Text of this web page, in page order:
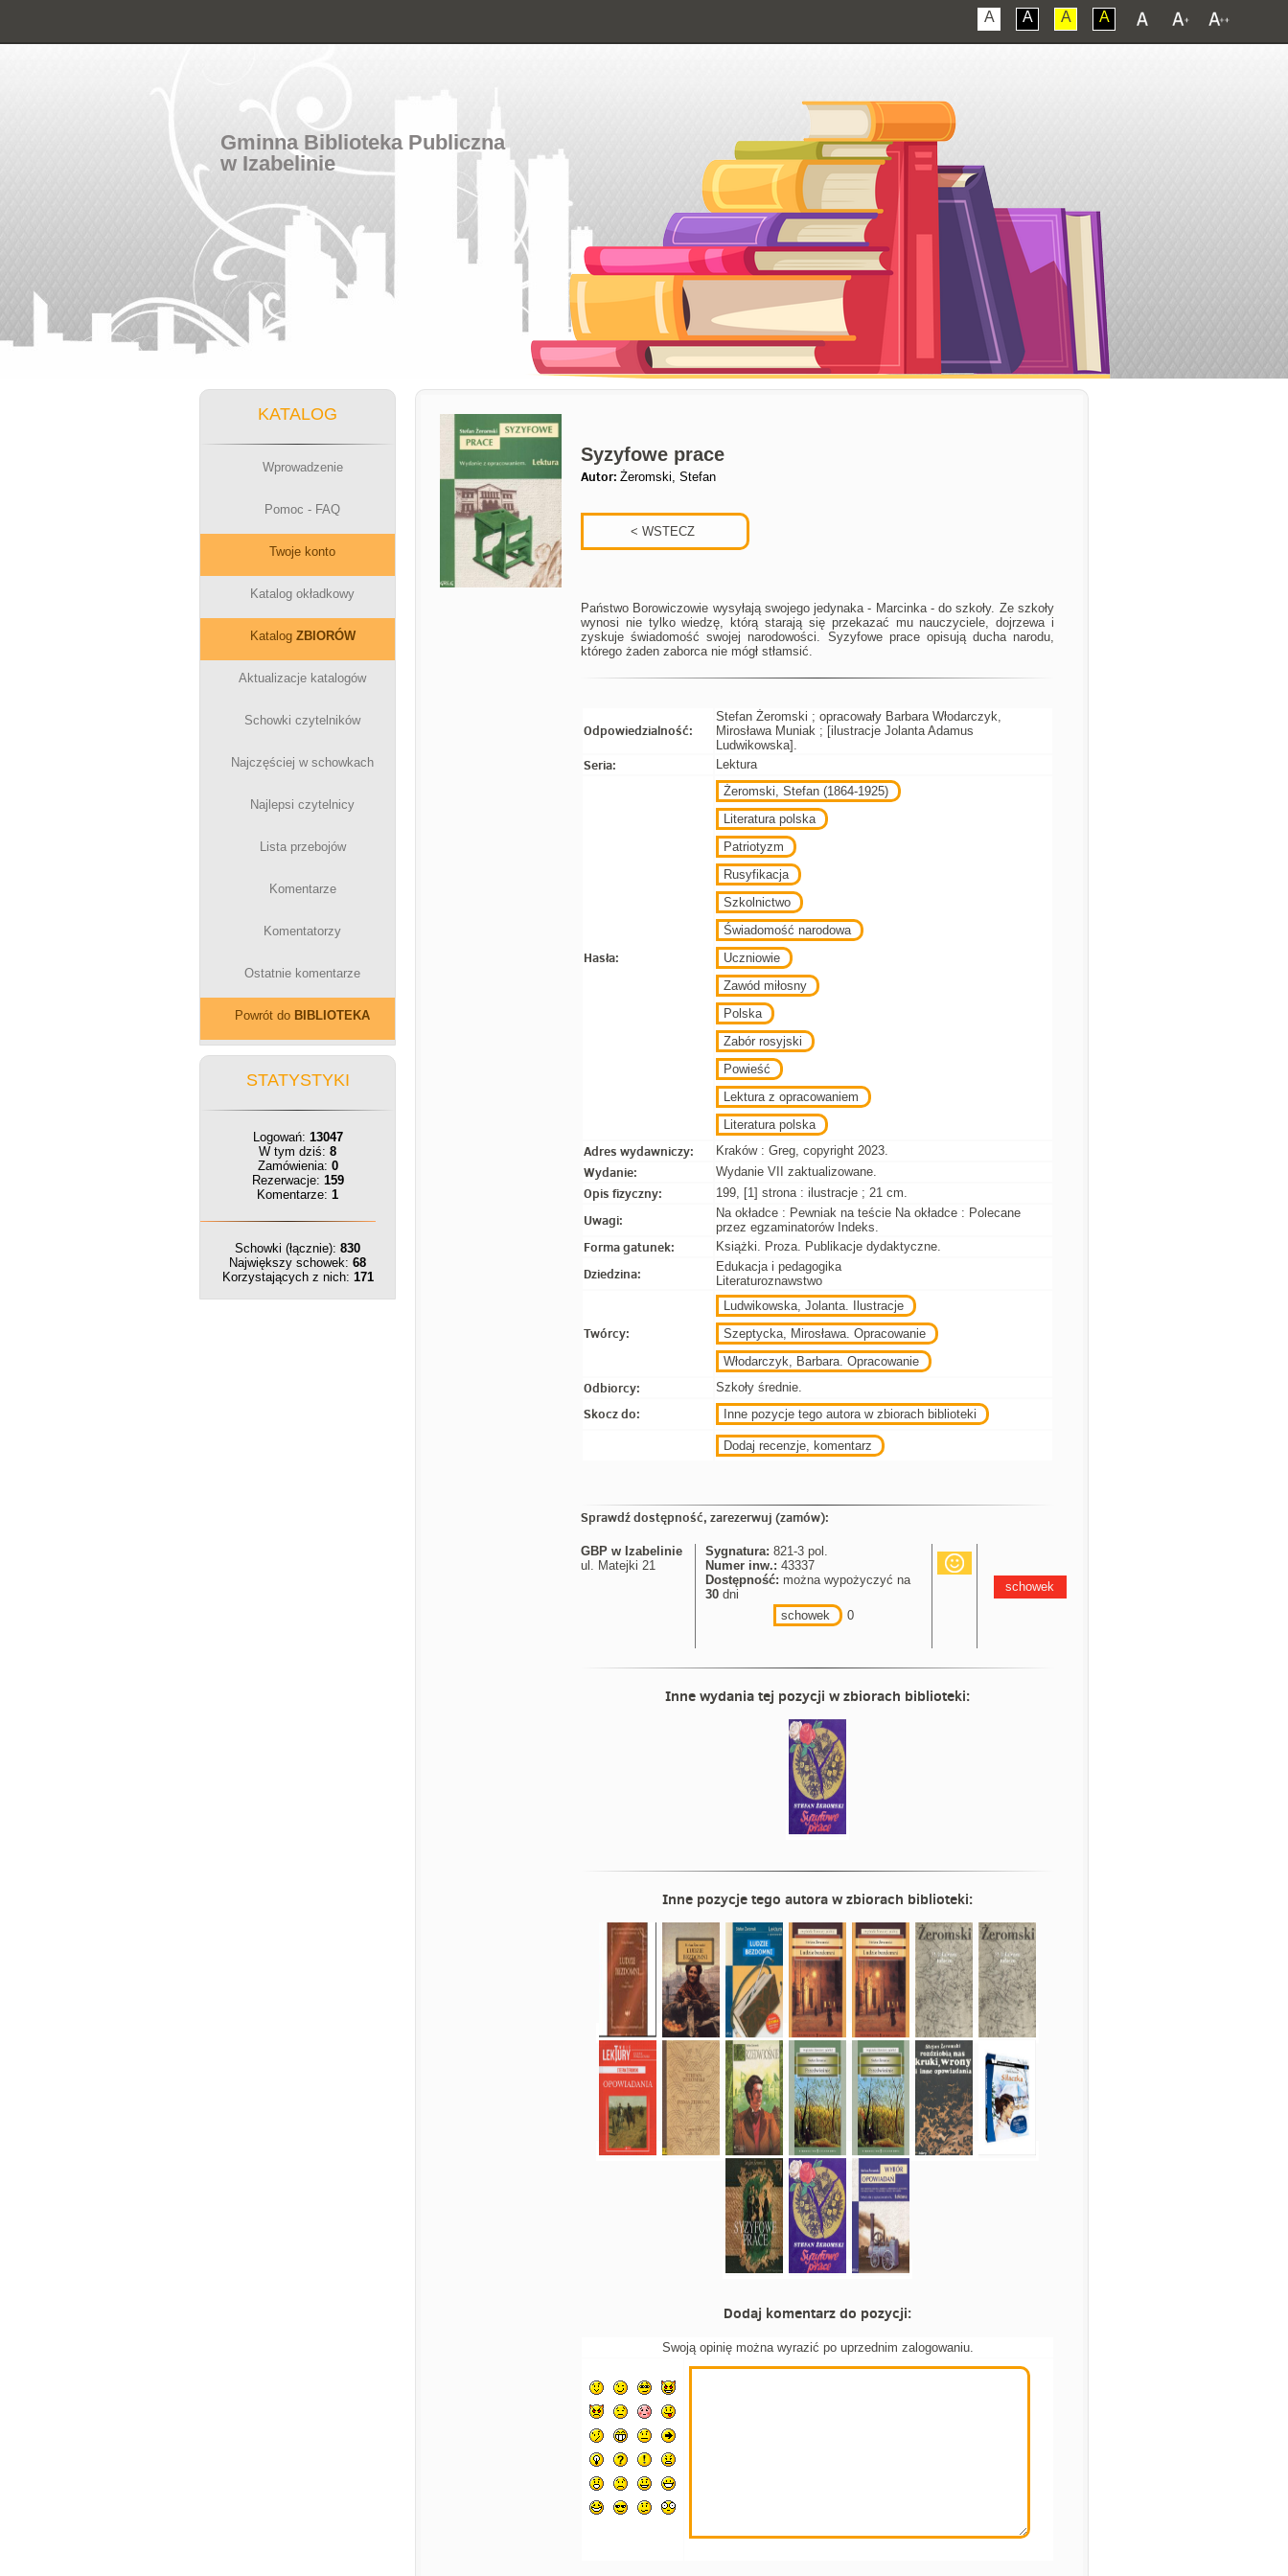
A A A A
Gminna Biblioteka Publiczna
w Izabelinie
KATALOG
Wprowadzenie
Pomoc - FAQ
Twoje konto
Katalog okładkowy
Katalog ZBIORÓW
Aktualizacje katalogów
Schowki czytelników
Najczęściej w schowkach
Najlepsi czytelnicy
Lista przebojów
Komentarze
Komentatorzy
Ostatnie komentarze
Powrót do BIBLIOTEKA
STATYSTYKI
Logowań: 13047
W tym dziś: 8
Zamówienia: 0
Rezerwacje: 159
Komentarze: 1
Schowki (łącznie): 830
Największy schowek: 68
Korzystających z nich: 171
Syzyfowe prace
Autor: Żeromski, Stefan
Państwo Borowiczowie wysyłają swojego jedynaka - Marcinka - do szkoły. Ze szkoły
wynosi nie tylko wiedzę, którą starają się przekazać mu nauczyciele, dojrzewa i
zyskuje świadomość swojej narodowości. Syzyfowe prace opisują ducha narodu,
którego żaden zaborca nie mógł stłamsić.
Odpowiedzialność:
Stefan Żeromski ; opracowały Barbara Włodarczyk,
Mirosława Muniak ; [ilustracje Jolanta Adamus
Ludwikowska].
Seria: Lektura
Hasła:
Żeromski, Stefan (1864-1925)
Literatura polska
Patriotyzm
Rusyfikacja
Szkolnictwo
Świadomość narodowa
Uczniowie
Zawód miłosny
Polska
Zabór rosyjski
Powieść
Lektura z opracowaniem
Literatura polska
Adres wydawniczy: Kraków : Greg, copyright 2023.
Wydanie: Wydanie VII zaktualizowane.
Opis fizyczny: 199, [1] strona : ilustracje ; 21 cm.
Uwagi:
Na okładce : Pewniak na teście Na okładce : Polecane
przez egzaminatorów Indeks.
Forma gatunek: Książki. Proza. Publikacje dydaktyczne.
Dziedzina:
Edukacja i pedagogika
Literaturoznawstwo
Twórcy:
Ludwikowska, Jolanta. Ilustracje
Szeptycka, Mirosława. Opracowanie
Włodarczyk, Barbara. Opracowanie
Odbiorcy: Szkoły średnie.
Skocz do: Inne pozycje tego autora w zbiorach biblioteki
Dodaj recenzje, komentarz
Sprawdź dostępność, zarezerwuj (zamów):
GBP w Izabelinie
ul. Matejki 21
Sygnatura: 821-3 pol.
Numer inw.: 43337
Dostępność: można wypożyczyć na
30 dni
schowek
0
schowek
Inne wydania tej pozycji w zbiorach biblioteki:
Inne pozycje tego autora w zbiorach biblioteki:
Dodaj komentarz do pozycji:
Swoją opinię można wyrazić po uprzednim zalogowaniu.